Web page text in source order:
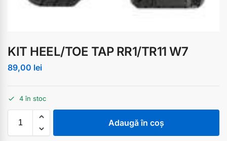
KIT HEEL/TOE TAP RR1/TR11 W7
89,00 lei
4 în stoc
Adaugă în coș